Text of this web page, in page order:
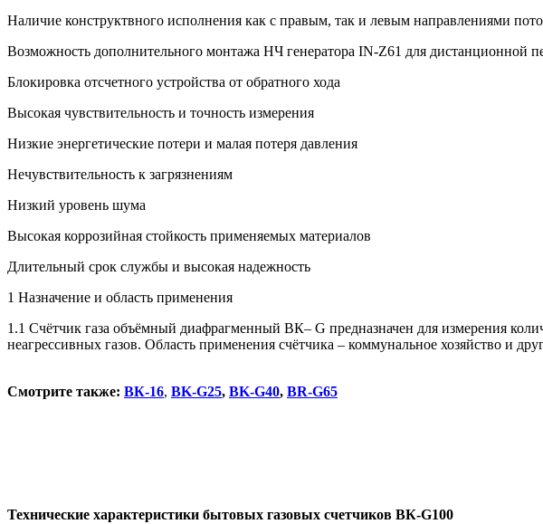
Наличие конструктвного исполнения как с правым, так и левым направлениями
Возможность дополнительного монтажа НЧ генератора IN-Z61 для дистанционной
Блокировка отсчетного устройства от обратного хода
Высокая чувствительность и точность измерения
Низкие энергетические потери и малая потеря давления
Нечувствительность к загрязнениям
Низкий уровень шума
Высокая коррозийная стойкость применяемых материалов
Длительный срок службы и высокая надежность
1 Назначение и область применения
1.1 Счётчик газа объёмный диафрагменный ВК– G предназначен для измерения
неагрессивных газов. Область применения счётчика –
Смотрите также: ВК-16, BK-G25, BK-G40, BR-G65
Технические характеристики бытовых газовых счетчиков ВК-G100